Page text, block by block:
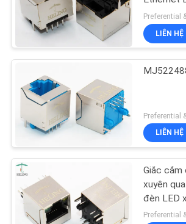
WEB
CHÍNH
SÁCH
BẢO
1000Base T
Jack cắm dọc
hướng
LIÊN HỆ
LIÊN HỆ
Giắc
xuyên
đèn LED